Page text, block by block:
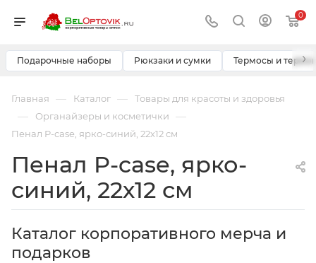
0
Подарочные наборы Рюкзаки и сумки Термосы и ›
Главная — Каталог — Товары для красоты и здоровья
— Органайзеры и косметички —
Пенал P-case, ярко-синий, 22х12 см
Пенал P-case, ярко-
синий, 22х12 см
Каталог корпоративного мерча и
подарков